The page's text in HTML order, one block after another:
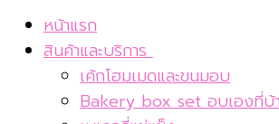
หน้าแรก
สินค้าและบริการ
เค้กโฮมเมดและขนมอบ
Bakery box set อบเองที่บ้